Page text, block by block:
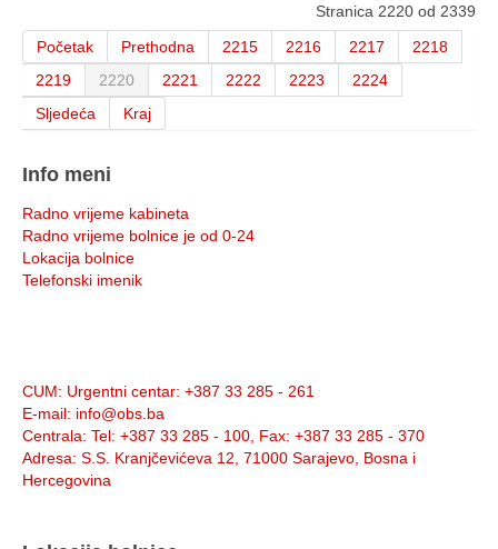
Stranica 2220 od 2339
Početak
Prethodna 2215 2216 2217
2218
2219
2220 2221 2222 2223
2224
Sljedeća
Kraj
Info meni
Radno vrijeme kabineta
Radno vrijeme bolnice je od 0-24
Lokacija bolnice
Telefonski imenik
CUM: Urgentni centar: +387 33 285 - 261
E-mail: info@obs.ba
Centrala: Tel: +387 33 285 - 100, Fax: +387 33 285 - 370
Adresa: S.S. Kranjčevićeva 12, 71000 Sarajevo, Bosna i
Hercegovina